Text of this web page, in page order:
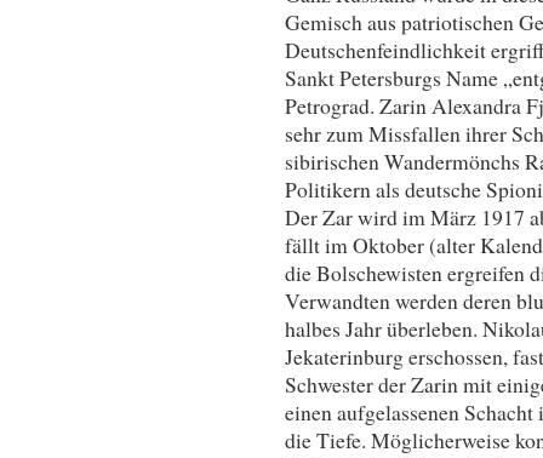
Gemisch aus patriotischen
Deutschenfeindlichkeit
Sankt Petersburgs Name
Petrograd. Zarin Alexandra
sehr zum Missfallen ihrer
sibirischen Wandermönchs
Politikern als deutsche
Der Zar wird im März 1917
fällt im Oktober (alter
die Bolschewisten ergreifen
Verwandten werden deren
halbes Jahr überleben.
Jekaterinburg erschossen,
Schwester der Zarin mit
einen aufgelassenen
die Tiefe. Möglicherweise